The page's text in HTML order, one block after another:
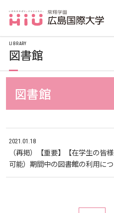
受験生の保
在学生の方
図書館
2021.01.18
（再掲）【重要】【在学生の皆
可能）期間中の図書館の利用に
LIBRARY
図書館
図書館
利用案内